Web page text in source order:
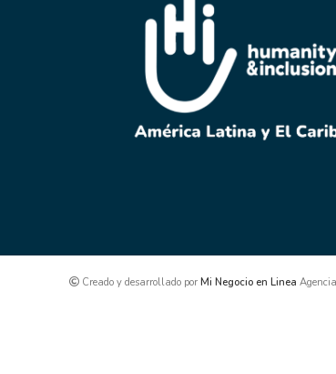
Creado y desarrollado por Mi Negocio en Linea